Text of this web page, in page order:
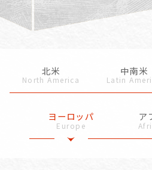
北米
North America
中南米
Latin
ヨーロッパ
Europe
ア